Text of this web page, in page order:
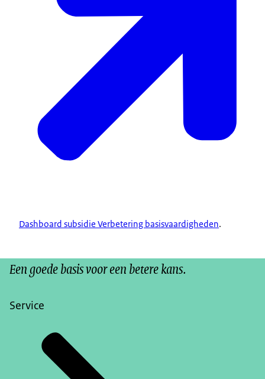
Dashboard subsidie Verbetering basisvaardigheden.
Een goede basis voor een betere kans.
Service